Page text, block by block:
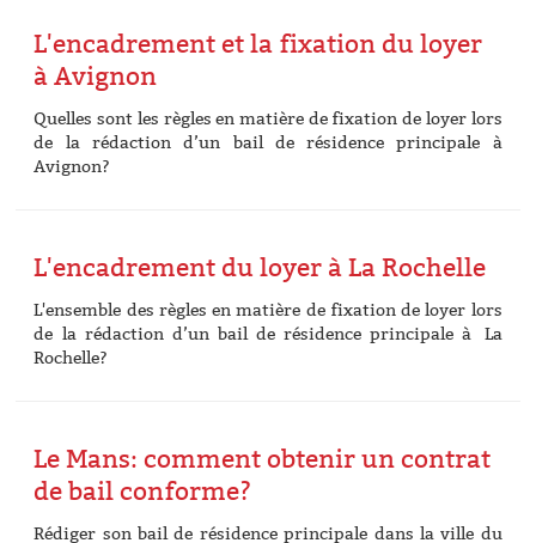
L'encadrement et la fixation du loyer
à Avignon
Quelles sont les règles en matière de fixation de loyer lors
de la rédaction d’un bail de résidence principale à
Avignon?
L'encadrement du loyer à La Rochelle
L'ensemble des règles en matière de fixation de loyer lors
de la rédaction d’un bail de résidence principale à La
Rochelle?
Le Mans: comment obtenir un contrat
de bail conforme?
Rédiger son bail de résidence principale dans la ville du